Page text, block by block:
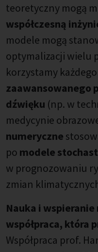
teoretyczny mogą
współczesną
modele mogą
optymalizacji wielu
korzystamy
zaawansowanego
dźwięku (np. w
medycynie
numeryczne
po modele
w prognozowaniu
zmian
Nauka i wspieranie
współpraca, która
Współpraca prof.